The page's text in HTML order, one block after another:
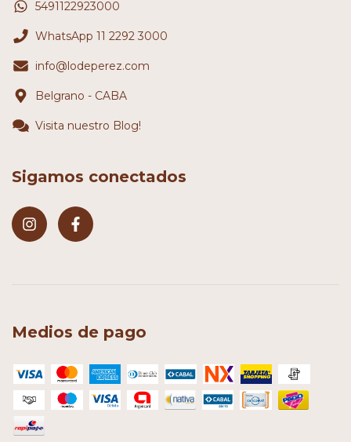
5491122923000
WhatsApp 11 2292 3000
info@lodeperez.com
Belgrano - CABA
Visita nuestro Blog!
Sigamos conectados
Medios de pago